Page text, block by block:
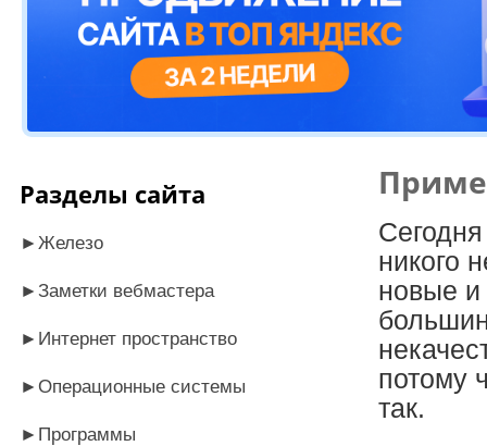
никого
новые и
потому
так.
Разделы сайта
► Железо
► Заметки вебмастера
► Интернет пространство
► Операционные системы
► Программы